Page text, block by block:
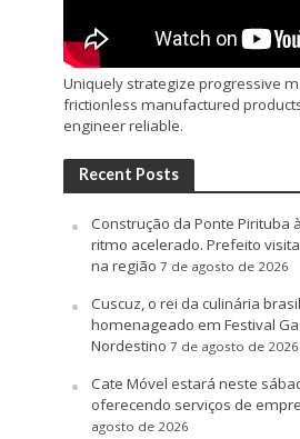
Uniquely strategize progressive
frictionless manufactured
engineer reliable.
Recent Posts
Construção da Ponte Pirituba
ritmo acelerado. Prefeito
na região 7 de agosto de 2026
Cuscuz, o rei da culinária
homenageado em Festival
Nordestino 7 de agosto de 2026
Cate Móvel estará neste
oferecendo serviços de
agosto de 2026